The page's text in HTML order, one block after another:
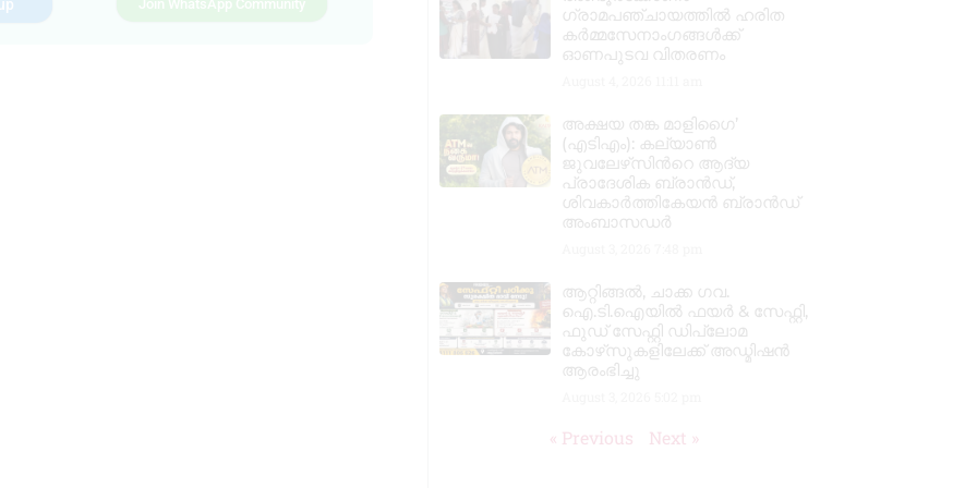
Join WhatsApp Community
ഗ്രാമപഞ്ചായത്തിൽ ഹരിത
കർമ്മസേനാംഗങ്ങൾക്ക്
ഓണപുടവ വിതരണം
അക്ഷയ തങ്ക മാളിഗൈ’
(എടിഎം): കല്യാണ്‍
ജുവലേഴ്‌സിന്‍റെ ആദ്യ
പ്രാദേശിക ബ്രാന്‍ഡ്,
ശിവകാര്‍ത്തികേയന്‍ ബ്രാന്‍ഡ്
അംബാസഡര്‍
ആറ്റിങ്ങൽ, ചാക്ക ഗവ.
ഐ.ടി.ഐയിൽ ഫയർ & സേഫ്റ്റി,
ഫുഡ് സേഫ്റ്റി ഡിപ്ലോമ
കോഴ്‌സുകളിലേക്ക് അഡ്മിഷൻ
ആരംഭിച്ചു
« Previous Next »